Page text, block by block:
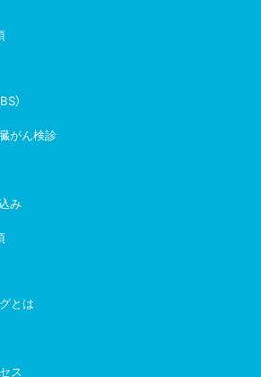
）
がん検診
み
とは
ス